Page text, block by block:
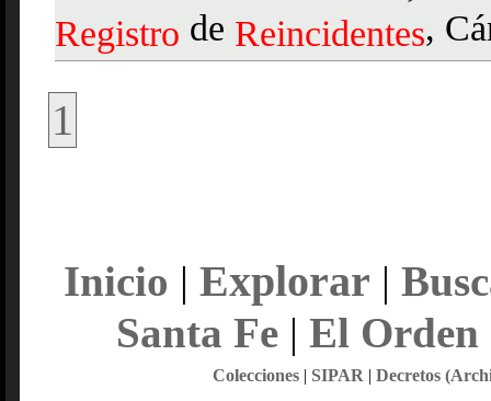
Registro de Reincidentes,
1
Inicio | Explorar |
Santa Fe| El Orden
Colecciones| SIPAR | Decretos